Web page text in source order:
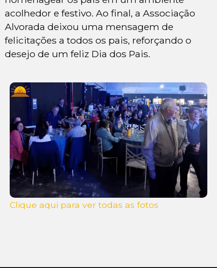
acolhedor e festivo. Ao final, a Associação
Alvorada deixou uma mensagem de
felicitações a todos os pais, reforçando o
desejo de um feliz Dia dos Pais.
Clique aqui para ver todas as fotos